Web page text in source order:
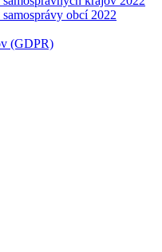
obcí 2022
(GDPR)